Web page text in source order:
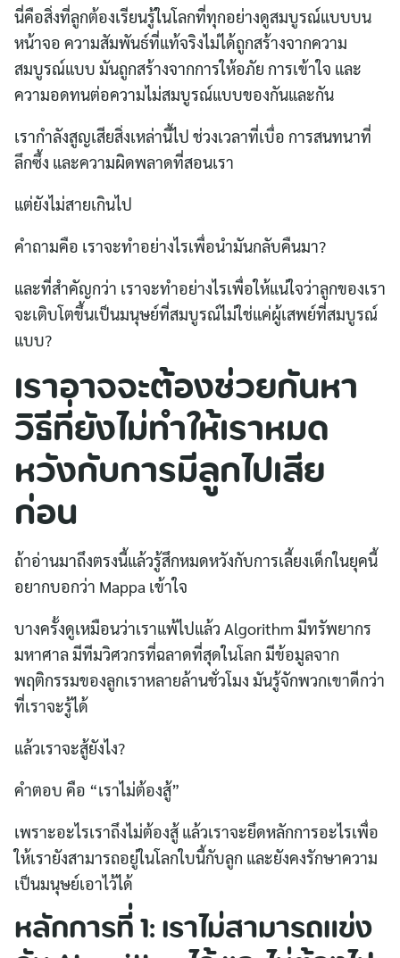
นี่คือสิ่งที่ลูกต้องเรียนรู้ในโลกที่ทุกอย่างดูสมบูรณ์แบบบน
หน้าจอ ความสัมพันธ์ที่แท้จริงไม่ได้ถูกสร้างจากความ
สมบูรณ์แบบ มันถูกสร้างจากการให้อภัย การเข้าใจ และ
ความอดทนต่อความไม่สมบูรณ์แบบของกันและกัน
เรากำลังสูญเสียสิ่งเหล่านี้ไป ช่วงเวลาที่เบื่อ การสนทนาที่
ลึกซึ้ง และความผิดพลาดที่สอนเรา
แต่ยังไม่สายเกินไป
คำถามคือ เราจะทำอย่างไรเพื่อนำมันกลับคืนมา?
และที่สำคัญกว่า เราจะทำอย่างไรเพื่อให้แน่ใจว่าลูกของเรา
จะเติบโตขึ้นเป็นมนุษย์ที่สมบูรณ์ไม่ใช่แค่ผู้เสพย์ที่สมบูรณ์
แบบ?
เราอาจจะต้องช่วยกันหา
วิธีที่ยังไม่ทำให้เราหมด
หวังกับการมีลูกไปเสีย
ก่อน
ถ้าอ่านมาถึงตรงนี้แล้วรู้สึกหมดหวังกับการเลี้ยงเด็กในยุคนี้
อยากบอกว่า Mappa เข้าใจ
บางครั้งดูเหมือนว่าเราแพ้ไปแล้ว Algorithm มีทรัพยากร
มหาศาล มีทีมวิศวกรที่ฉลาดที่สุดในโลก มีข้อมูลจาก
พฤติกรรมของลูกเราหลายล้านชั่วโมง มันรู้จักพวกเขาดีกว่า
ที่เราจะรู้ได้
แล้วเราจะสู้ยังไง?
คำตอบ คือ “เราไม่ต้องสู้”
เพราะอะไรเราถึงไม่ต้องสู้ แล้วเราจะยึดหลักการอะไรเพื่อ
ให้เรายังสามารถอยู่ในโลกใบนี้กับลูก และยังคงรักษาความ
เป็นมนุษย์เอาไว้ได้
หลักการที่ 1: เราไม่สามารถแข่ง